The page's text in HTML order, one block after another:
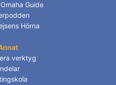
Guide
Hörna
verktyg